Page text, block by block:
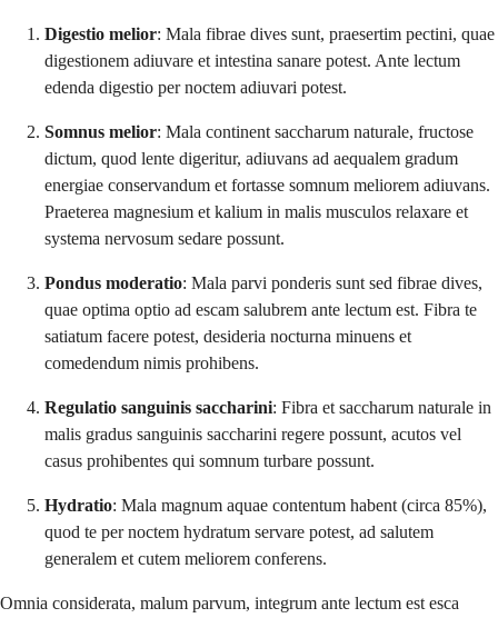
Digestio melior: Mala fibrae dives sunt, praesertim pectini, quae
digestionem adiuvare et intestina sanare potest. Ante lectum
edenda digestio per noctem adiuvari potest.
Somnus melior: Mala continent saccharum naturale, fructose
dictum, quod lente digeritur, adiuvans ad aequalem gradum
energiae conservandum et fortasse somnum meliorem adiuvans.
Praeterea magnesium et kalium in malis musculos relaxare et
systema nervosum sedare possunt.
Pondus moderatio: Mala parvi ponderis sunt sed fibrae dives,
quae optima optio ad escam salubrem ante lectum est. Fibra te
satiatum facere potest, desideria nocturna minuens et
comedendum nimis prohibens.
Regulatio sanguinis saccharini: Fibra et saccharum naturale in
malis gradus sanguinis saccharini regere possunt, acutos vel
casus prohibentes qui somnum turbare possunt.
Hydratio: Mala magnum aquae contentum habent (circa 85%),
quod te per noctem hydratum servare potest, ad salutem
generalem et cutem meliorem conferens.
Omnia considerata, malum parvum, integrum ante lectum est esca